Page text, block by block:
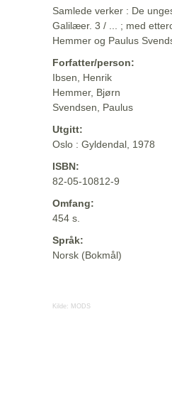
Samlede verker : De
Galilæer. 3 / ... ; med
Hemmer og Paulus
Forfatter/person:
Ibsen, Henrik
Hemmer, Bjørn
Svendsen, Paulus
Utgitt:
Oslo : Gyldendal, 1978
ISBN:
82-05-10812-9
Omfang:
454 s.
Språk:
Norsk (Bokmål)
Kilde: MODS